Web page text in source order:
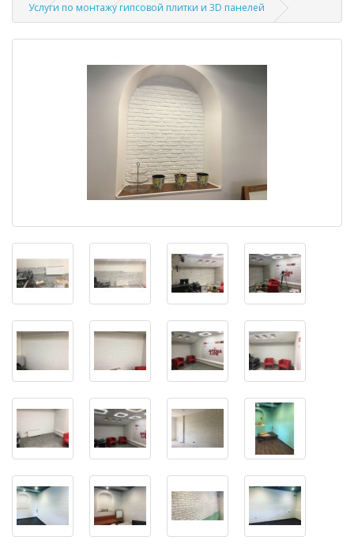
Услуги по монтажу гипсовой плитки и 3D панелей